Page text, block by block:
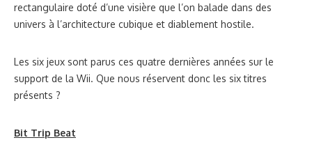
rectangulaire doté d’une visière que l’on balade dans des
univers à l’architecture cubique et diablement hostile.
Les six jeux sont parus ces quatre dernières années sur le
support de la Wii. Que nous réservent donc les six titres
présents ?
Bit Trip Beat